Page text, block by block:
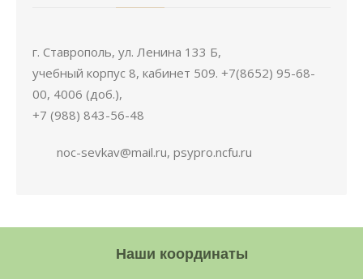
г. Ставрополь, ул. Ленина 133 Б,
учебный корпус 8, кабинет 509. +7(8652) 95-68-
00, 4006 (доб.),
+7 (988) 843-56-48
noc-sevkav@mail.ru, psypro.ncfu.ru
Наши координаты